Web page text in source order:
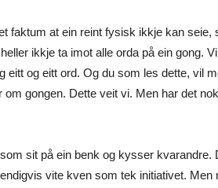
faktum at ein reint fysisk ikkje kan
ikkje ta imot alle orda på ein gong.
eitt og eitt ord. Og du som les dette, vil
om gongen. Dette veit vi. Men har det
sit på ein benk og kysser kvarandre.
vite kven som tek initiativet. Men